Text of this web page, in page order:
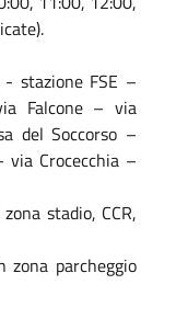
stazione FSE –
Falcone – via
del Soccorso –
Crocecchia –
stadio, CCR,
parcheggio